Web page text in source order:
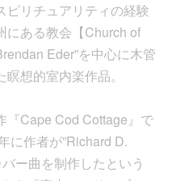
ピリチュアリティの経験
にある教会【Church of
Eder”を中心に木管
想的室内楽作品。
『Cape Cod Cottage』で
に作者が”Richard D.
ー曲を制作したという